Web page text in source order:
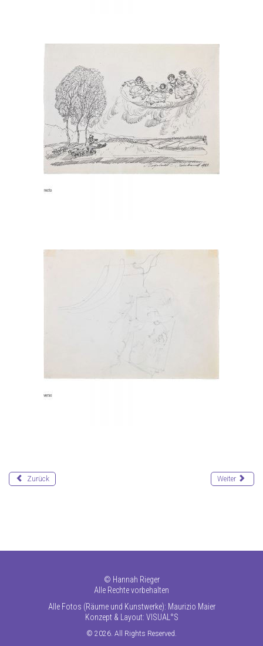
Zurück Weiter
© Hannah Rieger
Alle Rechte vorbehalten
Alle Fotos (Räume und Kunstwerke): Maurizio Maier
Konzept & Layout: VISUAL°S
© 2026. All Rights Reserved.